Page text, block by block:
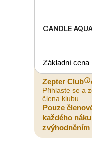
CANDLE
Základní cena
Zepter Club
Přihlaste se a
člena klubu.
Pouze
každého
zvýhodněním